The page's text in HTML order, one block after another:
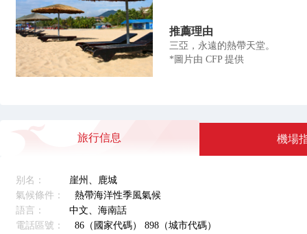
推薦理由
三亞，永遠的熱帶天堂。
*圖片由 CFP 提供
旅行信息
别名： 崖州、鹿城
氣候條件： 熱帶海洋性季風氣候
語言： 中文、海南話
電話區號： 86（國家代碼） 898（城市代碼）
機場